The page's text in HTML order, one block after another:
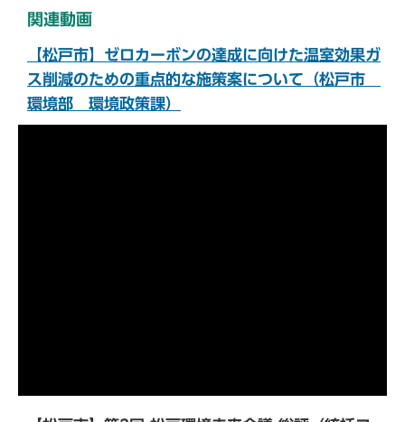
関連動画
【松戸市】ゼロカーボンの達成に向けた温室効果ガ
ス削減のための重点的な施策案について（松戸市
環境部 環境政策課）